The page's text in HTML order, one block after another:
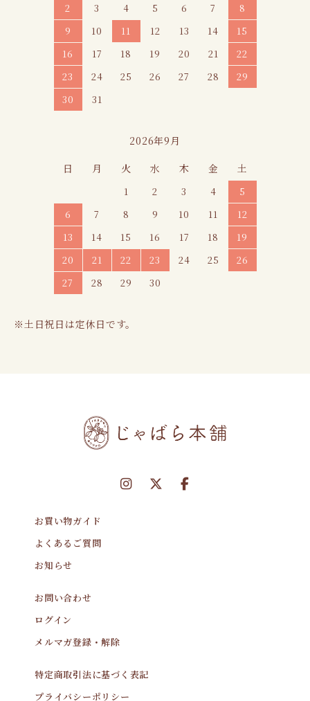
2
3 4 5 6 7
8
9
10 11 12 13 14
15
16
17 18 19 20 21
22
23
24 25 26 27 28
29
30
31
2026年9月
日
月 火 水 木 金 土
1 2 3 4
5
6
7 8 9 10 11
12
13
14 15 16 17 18
19
20
21 22 23 24 25
26
27
28 29 30
※土日祝日は定休日です。
お買い物ガイド
よくあるご質問
お知らせ
お問い合わせ
ログイン
メルマガ登録・解除
特定商取引法に基づく表記
プライバシーポリシー